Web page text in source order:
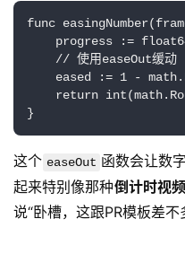
func
progress :=
    // 使用easeOut缓动
eased := 1 -
return
}
这个 easeOut 函数会让数
起来特别像那种倒计时视频
说“卧槽，这跟PR模板差不